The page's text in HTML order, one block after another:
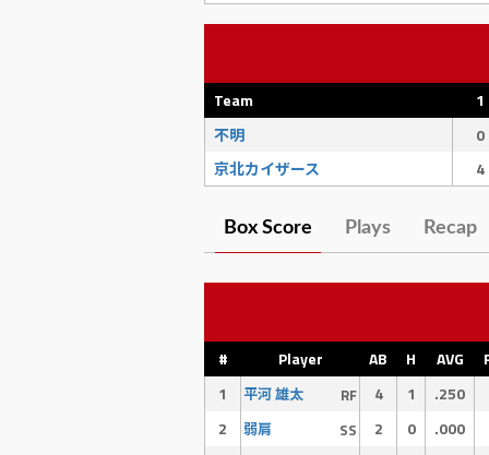
Team
1
不明
0
京北カイザース
4
Box Score Plays Recap
# Player AB H AVG
1
平河 雄太 RF 4 1
.250
2
弱肩 SS 2 0
.000